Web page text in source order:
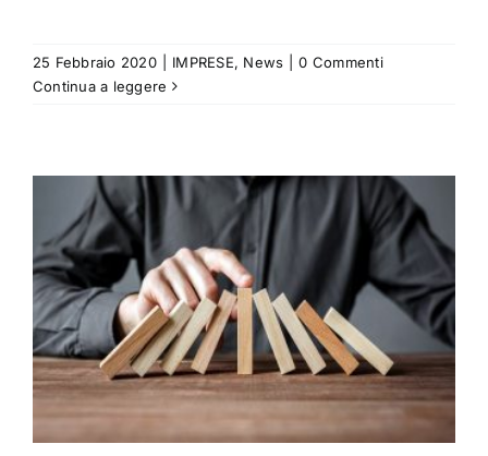
25 Febbraio 2020 IMPRESE, News
0 Commenti
Continua a leggere